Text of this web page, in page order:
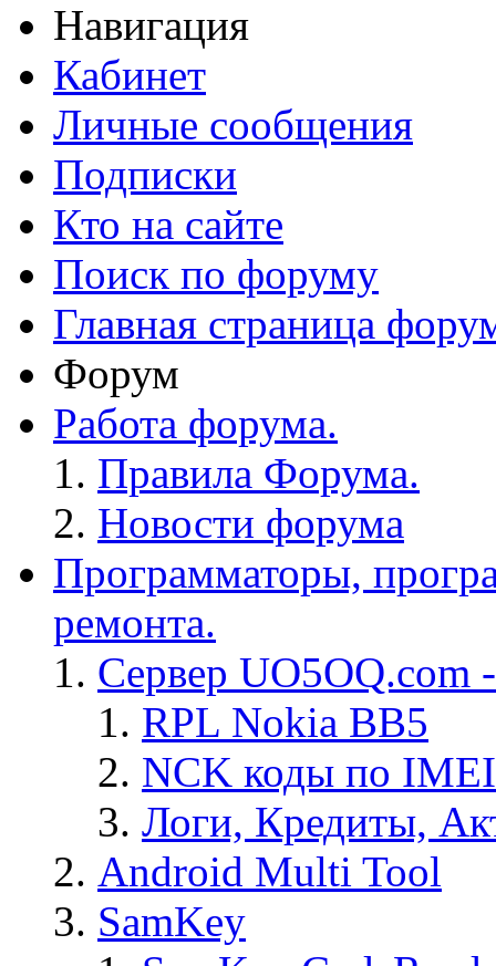
Навигация
Кабинет
Личные сообщения
Подписки
Кто на сайте
Поиск по форуму
Главная страница
Форум
Работа форума.
Правила Форума.
Новости форума
Программаторы,
ремонта.
Сервер
RPL Nokia BB5
NCK коды по IMEI
Логи, Кредиты,
Android Multi Tool
SamKey